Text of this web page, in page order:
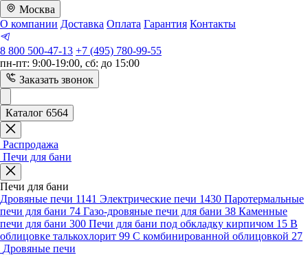
Москва
О компании Доставка Оплата Гарантия Контакты
8 800 500-47-13 +7 (495) 780-99-55
пн-пт: 9:00-19:00, сб: до 15:00
Заказать звонок
Каталог 6564
Распродажа
Печи для бани
Печи для бани
Дровяные печи 1141 Электрические печи 1430 Паротермальные
печи для бани 74 Газо-дровяные печи для бани 38 Каменные
печи для бани 300 Печи для бани под обкладку кирпичом 15 В
облицовке талькохлорит 99 С комбинированной облицовкой 27
Дровяные печи